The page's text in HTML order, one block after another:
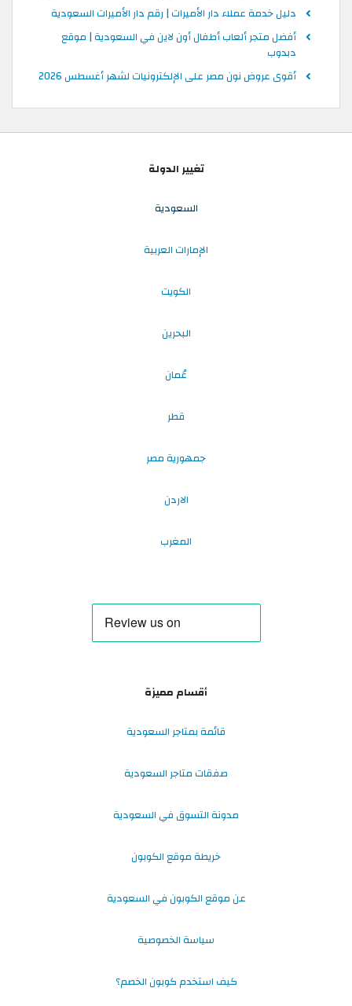
دليل خدمة عملاء دار الأميرات | رقم دار الأميرات السعودية
أفضل متجر ألعاب أطفال أون لاين في السعودية | موقع
دبدوب
أقوى عروض نون مصر على الإلكترونيات لشهر أغسطس 2026
تغيير الدولة
السعودية
الإمارات العربية
الكويت
البحرين
عُمان
قطر
جمهورية مصر
الاردن
المغرب
أقسام مميزة
قائمة بمتاجر السعودية
صفقات متاجر السعودية
مدونة التسوق في السعودية
خريطة موقع الكوبون
عن موقع الكوبون في السعودية
سياسة الخصوصية
كيف استخدم كوبون الخصم؟